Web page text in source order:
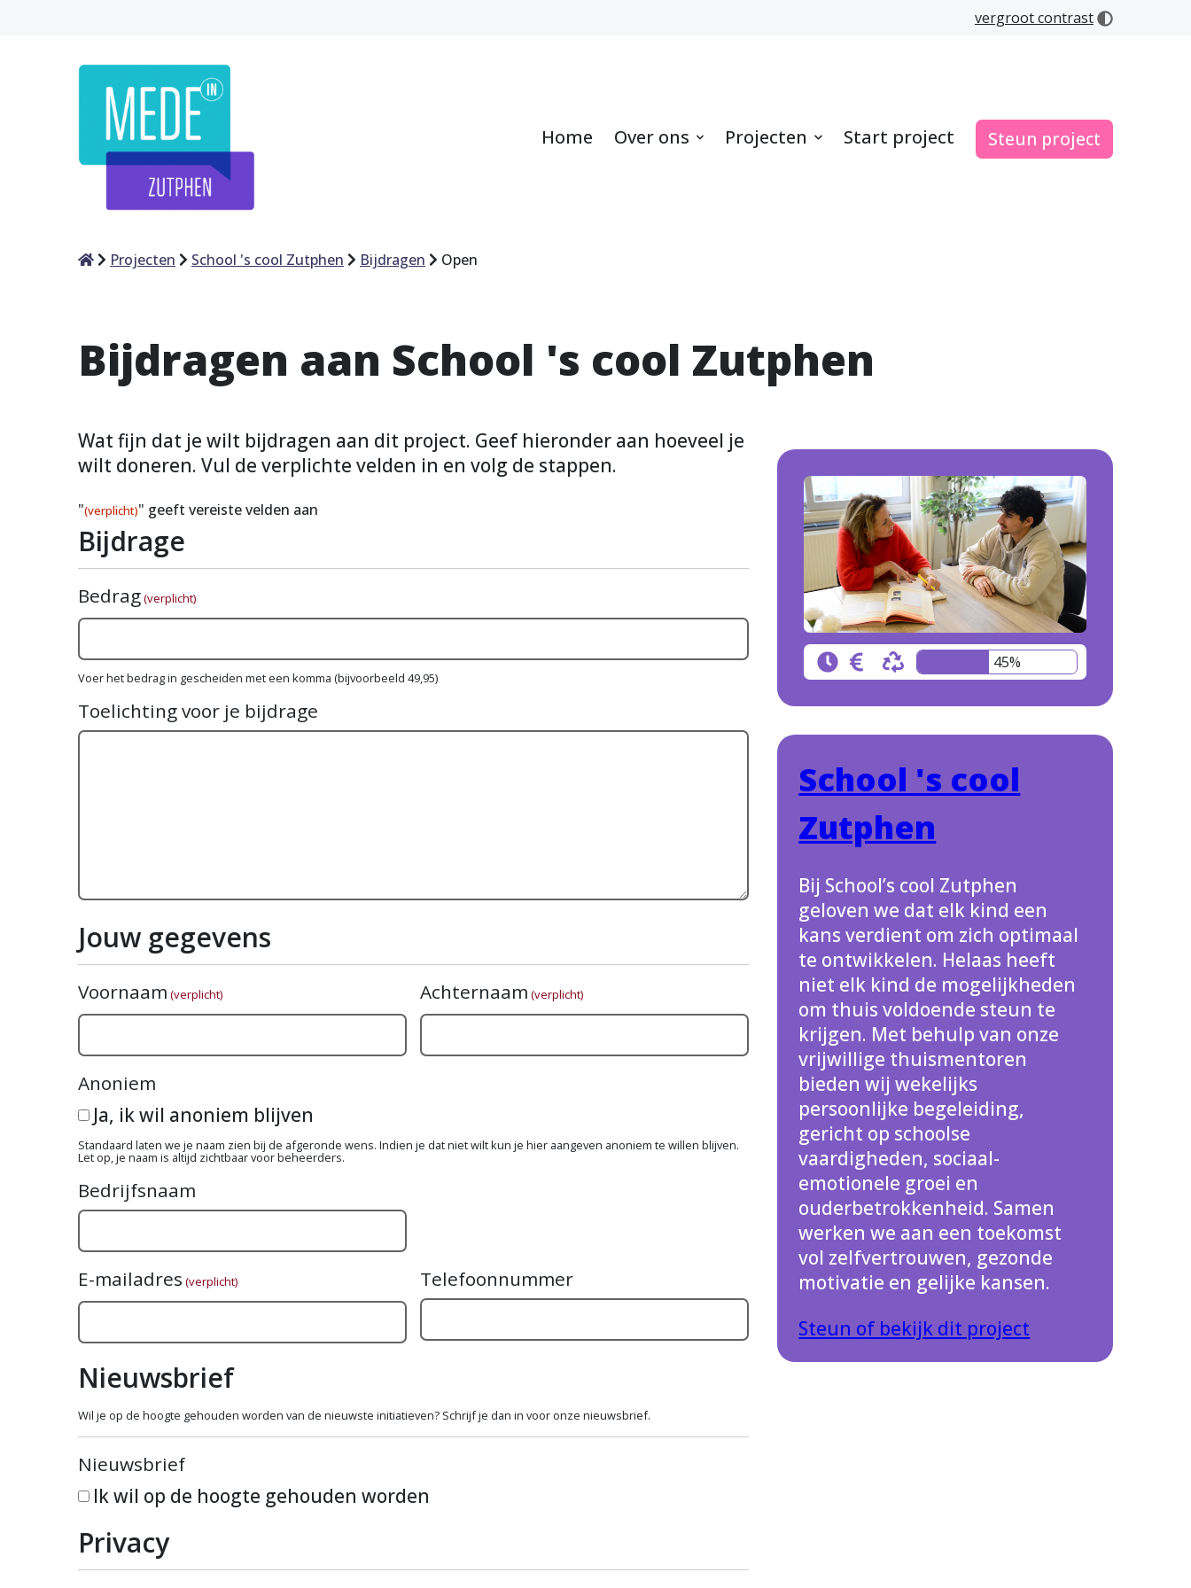
vergroot contrast
Home Over ons Projecten Start project Steun project
HomeProjecten School 's cool Zutphen Bijdragen Open
Bijdragen aan School 's cool Zutphen
Wat fijn dat je wilt bijdragen aan dit project. Geef hieronder aan hoeveel je
wilt doneren. Vul de verplichte velden in en volg de stappen.
"(verplicht)" geeft vereiste velden aan
Bijdrage
Bedrag(verplicht)
Voer het bedrag in gescheiden met een komma (bijvoorbeeld 49,95)
Toelichting voor je bijdrage
Jouw gegevens
Voornaam (verplicht) Achternaam (verplicht)
Anoniem
Ja, ik wil anoniem blijven
Standaard laten we je naam zien bij de afgeronde wens. Indien je dat niet wilt kun je hier aangeven anoniem te willen blijven.
Let op, je naam is altijd zichtbaar voor beheerders.
Bedrijfsnaam
E-mailadres (verplicht) Telefoonnummer
Nieuwsbrief
Wil je op de hoogte gehouden worden van de nieuwste initiatieven? Schrijf je dan in voor onze nieuwsbrief.
Nieuwsbrief
Ik wil op de hoogte gehouden worden
Privacy
45%
School 's cool
Zutphen
Bij School’s cool Zutphen
geloven we dat elk kind een
kans verdient om zich optimaal
te ontwikkelen. Helaas heeft
niet elk kind de mogelijkheden
om thuis voldoende steun te
krijgen. Met behulp van onze
vrijwillige thuismentoren
bieden wij wekelijks
persoonlijke begeleiding,
gericht op schoolse
vaardigheden, sociaal-
emotionele groei en
ouderbetrokkenheid. Samen
werken we aan een toekomst
vol zelfvertrouwen, gezonde
motivatie en gelijke kansen.
Steun of bekijk dit project